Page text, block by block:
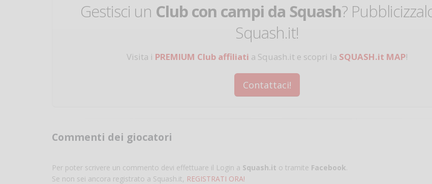
Gestisci un Club con campi da Squash?
Squash.it!
Visita i PREMIUM Club affiliati a Squash.it e scopri la SQUASH.it MAP!
Contattaci!
Commenti dei giocatori
Per poter scrivere un commento devi effettuare il Login a Squash.it o tramite Facebook.
Se non sei ancora registrato a Squash.it, REGISTRATI ORA!
Grazie